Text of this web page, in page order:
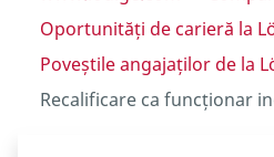
Oportunități de carieră la
Poveștile angajaților de la
Recalificare ca funcționar